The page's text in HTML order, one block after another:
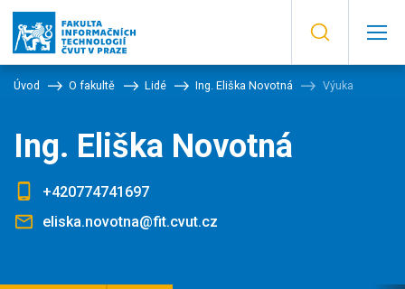
Úvod O fakultě Lidé Ing. Eliška Novotná Výuka
Ing. Eliška Novotná
+420774741697
eliska.novotna@fit.cvut.cz